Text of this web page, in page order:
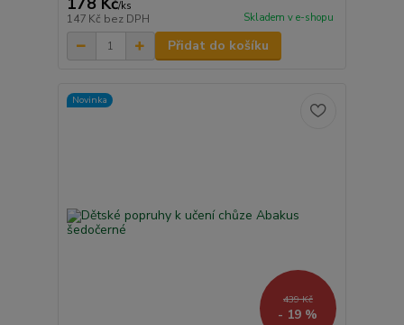
/ks
147 Kč bez DPH Skladem v e-shopu
Přidat do košíku
Novinka
439 Kč
- 19 %